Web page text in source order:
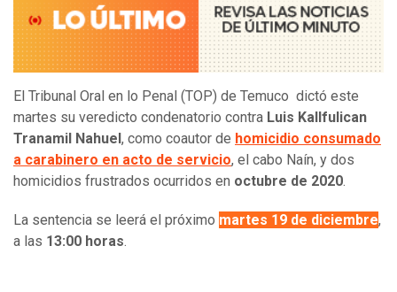
El Tribunal Oral en lo Penal (TOP) de Temuco dictó este
martes su veredicto condenatorio contra Luis Kallfulican
Tranamil Nahuel , como coautor de homicidio consumado
a carabinero en acto de servicio, el cabo Naín, y dos
homicidios frustrados ocurridos en octubre de 2020.
La sentencia se leerá el próximo martes 19 de diciembre,
a las 13:00 horas.